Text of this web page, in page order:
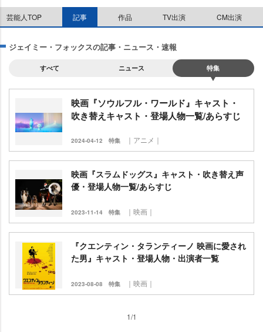
芸能人TOP 記事 作品 TV出演 CM出演
ジェイミー・フォックスの記事・ニュース・速報
すべて ニュース 特集
映画『ソウルフル・ワールド』キャスト・
吹き替えキャスト・登場人物一覧/あらすじ
2024-04-12 特集 ｜アニメ｜
映画『スラムドッグス』キャスト・吹き替え声
優・登場人物一覧/あらすじ
2023-11-14 特集 ｜映画｜
『クエンティン・タランティーノ 映画に愛され
た男』キャスト・登場人物・出演者一覧
2023-08-08 特集 ｜映画｜
1/1